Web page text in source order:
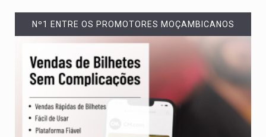
Nº1 ENTRE OS PROMOTORES MOÇAMBICANOS